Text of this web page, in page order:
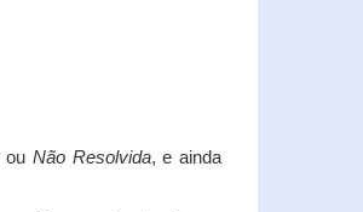
ou Não Resolvida, e ainda